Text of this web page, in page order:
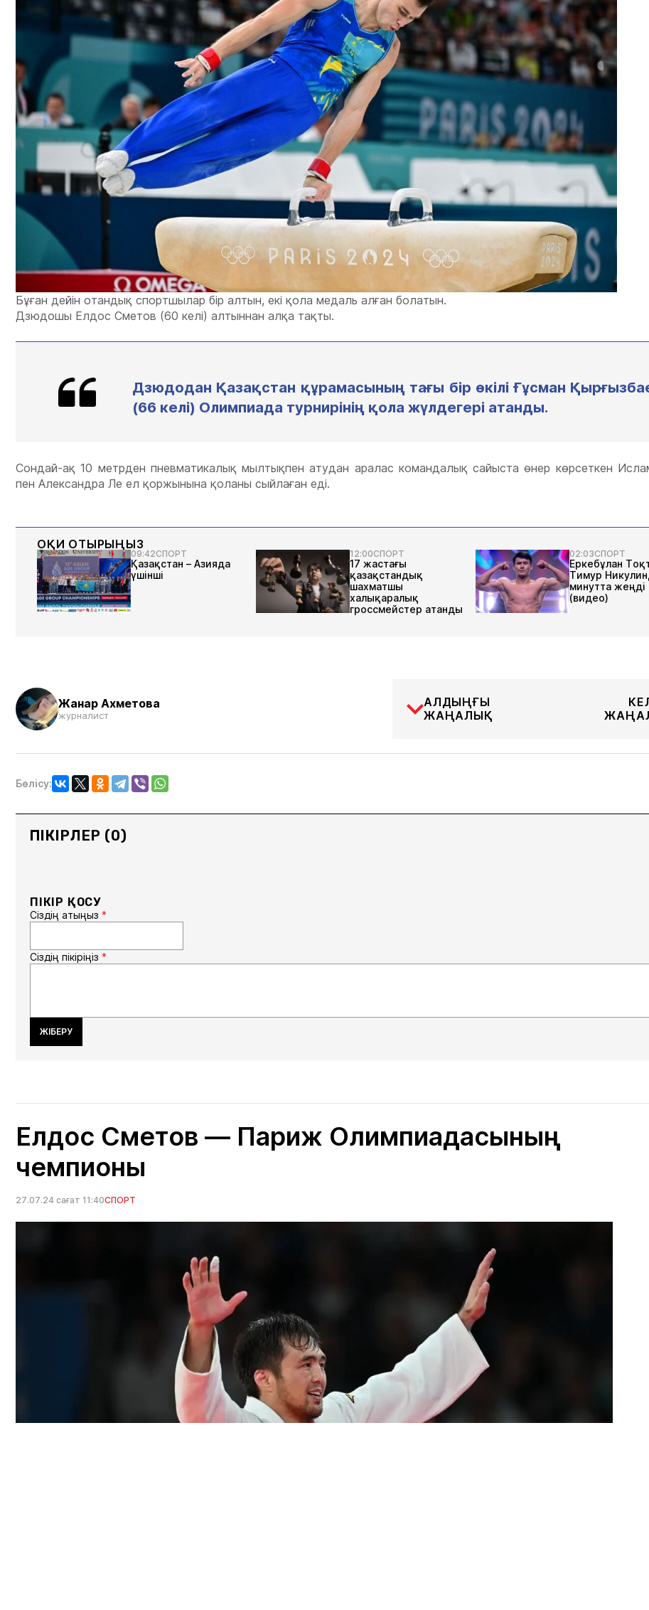
Бұған дейін отандық спортшылар бір алтын, екі қола медаль алған болатын.
Дзюдошы Елдос Сметов (60 келі) алтыннан алқа тақты.
Дзюдодан Қазақстан құрамасының тағы бір өкілі Ғұсман
(66 келі) Олимпиада турнирінің қола жүлдегері атанды.
Сондай-ақ 10 метрден пневматикалық мылтықпен атудан аралас командалық сайыста өнер көрсеткен
пен Александра Ле ел қоржынына қоланы сыйлаған еді.
ОҚИ ОТЫРЫҢЫЗ
09:42СПОРТ
Қазақстан – Азияда
үшінші
12:00СПОРТ
17 жастағы
қазақстандық
шахматшы
халықаралық
гроссмейстер атанды
02:03СПОРТ
Еркебұлан
Тимур
минутта жеңді
(видео)
Жанар Ахметова
журналист
АЛДЫҢҒЫ
ЖАҢАЛЫҚ
Бөлісу:
ПІКІРЛЕР (0)
ПІКІР ҚОСУ
Сіздің атыңыз *
Сіздің пікіріңіз *
ЖІБЕРУ
Елдос Сметов — Париж Олимпиадасының
чемпионы
27.07.24 сағат 11:40СПОРТ